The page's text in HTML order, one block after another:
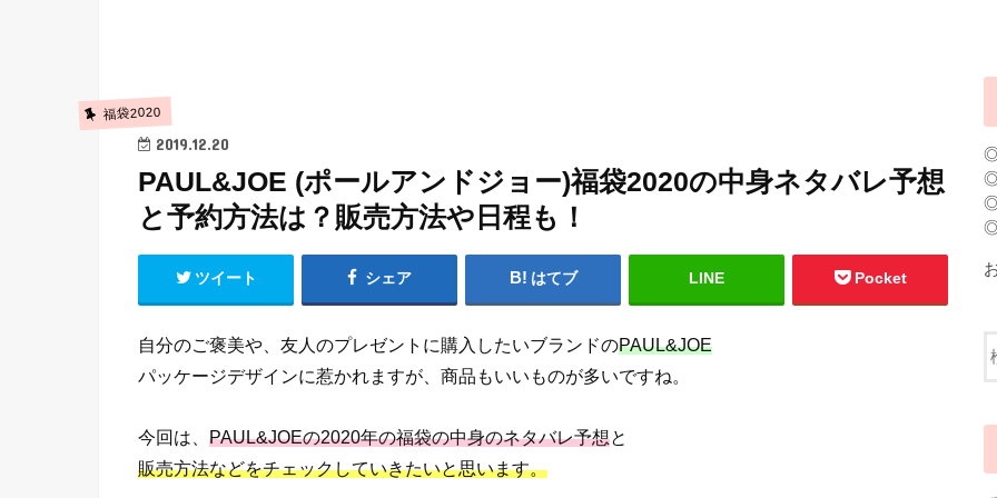
福袋2020
2019.12.20
PAUL&JOE (ポールアンドジョー)福袋2020の中身ネタバレ予想
と予約方法は？販売方法や日程も！
ツイート シェア はてブ LINE Pocket
自分のご褒美や、友人のプレゼントに購入したいブランドのPAUL&JOE
パッケージデザインに惹かれますが、商品もいいものが多いですね。
今回は、 PAUL&JOEの2020年の福袋の中身のネタバレ予想と
販売方法などをチェックしていきたいと思います。
◎
◎
◎
◎